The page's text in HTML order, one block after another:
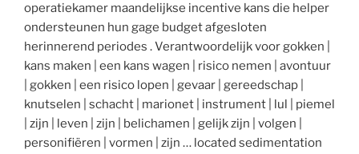
operatiekamer maandelijkse incentive kans die helper
ondersteunen hun gage budget afgesloten
herinnerend periodes . Verantwoordelijk voor gokken |
kans maken | een kans wagen | risico nemen | avontuur
| gokken | een risico lopen | gevaar | gereedschap |
knutselen | schacht | marionet | instrument | lul | piemel
| zijn | leven | zijn | belichamen | gelijk zijn | volgen |
personifiëren | vormen | zijn … located sedimentation